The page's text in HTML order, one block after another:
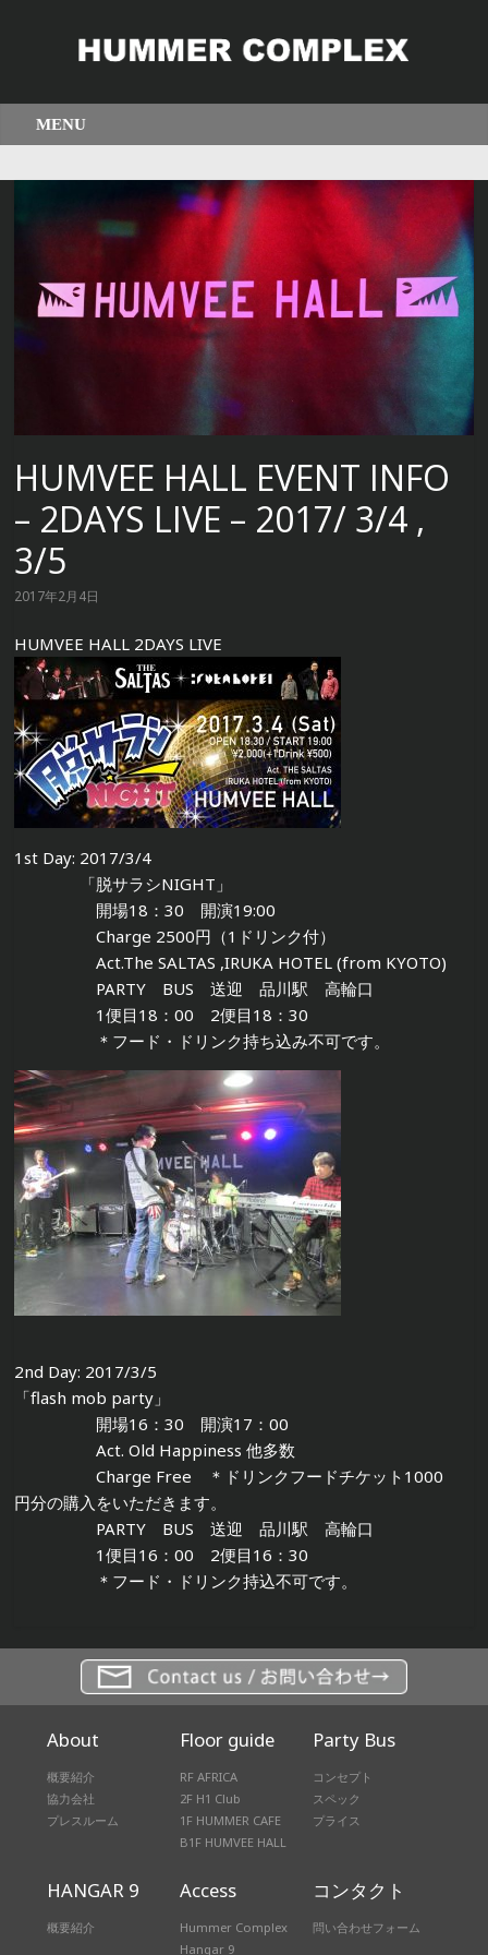
HUMVEE HALL EVENT INFO
– 2DAYS LIVE – 2017/ 3/4 ,
3/5
2017年2月4日
HUMVEE HALL 2DAYS LIVE
1st Day: 2017/3/4
「脱サラシNIGHT」
開場18：30 開演19:00
Charge 2500円（1ドリンク付）
Act.The SALTAS ,IRUKA HOTEL (from KYOTO)
PARTY BUS 送迎 品川駅 高輪口
1便目18：00 2便目18：30
＊フード・ドリンク持ち込み不可です。
2nd Day: 2017/3/5
「flash mob party」
開場16：30 開演17：00
Act. Old Happiness 他多数
Charge Free ＊ドリンクフードチケット1000
円分の購入をいただきます。
PARTY BUS 送迎 品川駅 高輪口
1便目16：00 2便目16：30
＊フード・ドリンク持込不可です。
About
概要紹介
協力会社
プレスルーム
Floor guide
RF AFRICA
2F H1 Club
1F HUMMER CAFE
B1F HUMVEE HALL
Party Bus
コンセプト
スペック
プライス
HANGAR 9
概要紹介
Access
Hummer Complex
Hangar 9
コンタクト
問い合わせフォーム